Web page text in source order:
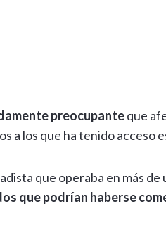
preocupanteque
a los que ha tenido acceso
que operaba en más de
que podrían haberse